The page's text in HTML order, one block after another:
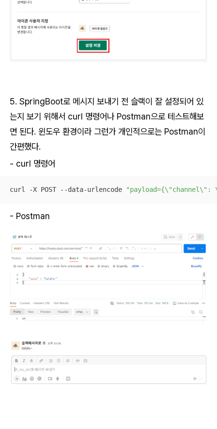
5. SpringBoot로 메시지 보내기 전 슬랙이 잘 설정되어 있
는지 보기 위해서 curl 명령어나 Postman으로 테스트해보
면 된다. 윈도우 환경이라 그런가 개인적으로는 Postman이
간편했다.
- curl 명령어
curl -X POST --data-urlencode
- Postman